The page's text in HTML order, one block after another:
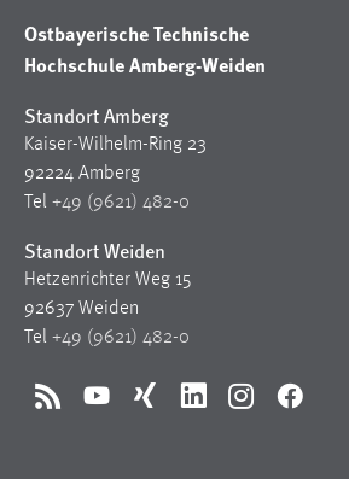
Ostbayerische Technische
Hochschule Amberg-Weiden
Standort Amberg
Kaiser-Wilhelm-Ring 23
92224 Amberg
Tel +49 (9621) 482-0
Standort Weiden
Hetzenrichter Weg 15
92637 Weiden
Tel +49 (9621) 482-0
RSS YouTubeXing LinkedInInstagram